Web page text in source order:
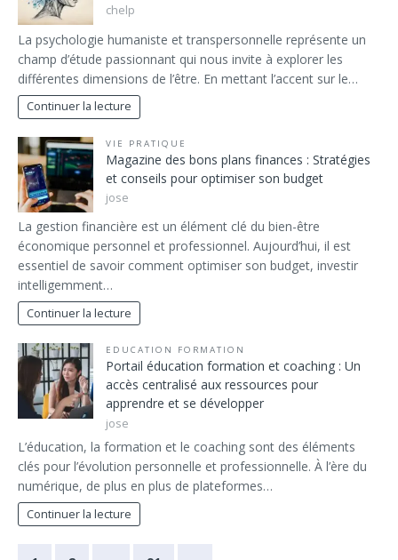
chelp
La psychologie humaniste et transpersonnelle représente un
champ d’étude passionnant qui nous invite à explorer les
différentes dimensions de l’être. En mettant l’accent sur le…
Continuer la lecture
VIE PRATIQUE
Magazine des bons plans finances : Stratégies
et conseils pour optimiser son budget
jose
La gestion financière est un élément clé du bien-être
économique personnel et professionnel. Aujourd’hui, il est
essentiel de savoir comment optimiser son budget, investir
intelligemment…
Continuer la lecture
EDUCATION FORMATION
Portail éducation formation et coaching : Un
accès centralisé aux ressources pour
apprendre et se développer
jose
L’éducation, la formation et le coaching sont des éléments
clés pour l’évolution personnelle et professionnelle. À l’ère du
numérique, de plus en plus de plateformes…
Continuer la lecture